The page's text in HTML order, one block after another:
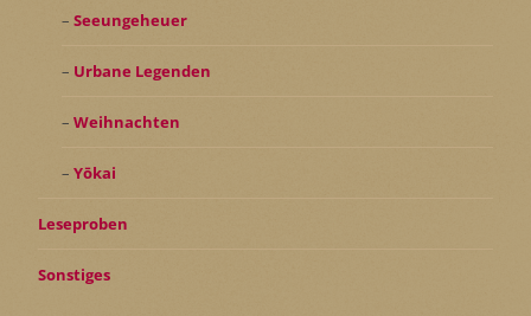
Seeungeheuer
Urbane Legenden
Weihnachten
Yōkai
Leseproben
Sonstiges